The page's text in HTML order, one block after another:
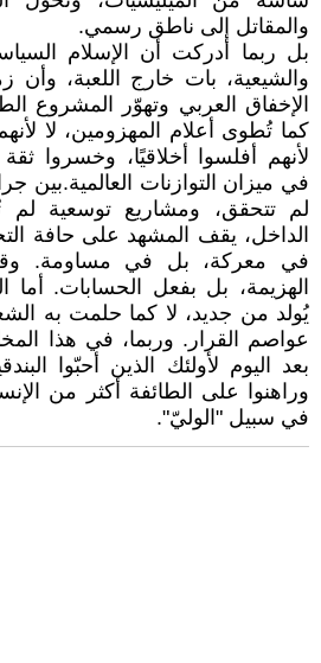
والمقاتل إلى ناطق رسمي.
بل ربما أدركت أن الإسلام
والشيعية، بات خارج اللعبة، وأن
الإخفاق العربي وتهوّر المشروع
كما تُطوى أعلام المهزومين، لا
لأنهم أفلسوا أخلاقيًا، وخسروا
في ميزان التوازنات العالمية.بين
لم تتحقق، ومشاريع توسعية
الداخل، يقف المشهد على حافة
في معركة، بل في مساومة.
الهزيمة، بل بفعل الحسابات.
يُولد من جديد، لا كما حلمت به
عواصم القرار. وربما، في هذا
بعد اليوم لأولئك الذين أحبّوا
وراهنوا على الطائفة أكثر من
في سبيل "الوليّ".